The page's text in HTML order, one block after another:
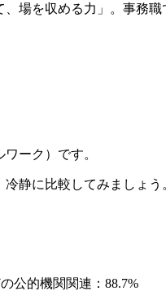
場を収める力」。事務職
ーク）です。
静に比較してみましょう
公的機関関連：88.7%